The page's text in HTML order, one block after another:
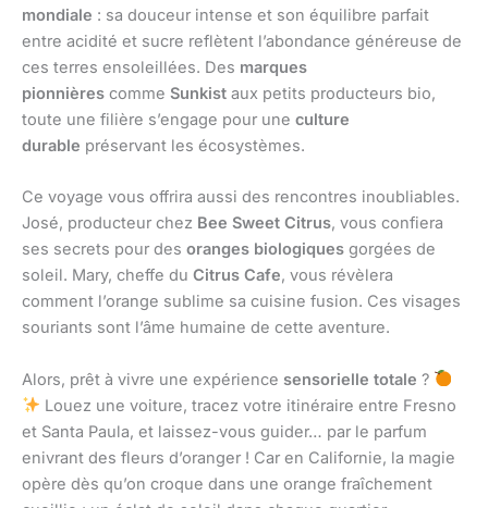
mondiale : sa douceur intense et son équilibre parfait
entre acidité et sucre reflètent l’abondance généreuse de
ces terres ensoleillées. Des marques
pionnières comme Sunkist aux petits producteurs bio,
toute une filière s’engage pour une culture
durable préservant les écosystèmes.
Ce voyage vous offrira aussi des rencontres inoubliables.
José, producteur chez Bee Sweet Citrus, vous confiera
ses secrets pour des oranges biologiques gorgées de
soleil. Mary, cheffe du Citrus Cafe, vous révèlera
comment l’orange sublime sa cuisine fusion. Ces visages
souriants sont l’âme humaine de cette aventure.
Alors, prêt à vivre une expérience sensorielle totale ?
Louez une voiture, tracez votre itinéraire entre Fresno
et Santa Paula, et laissez-vous guider… par le parfum
enivrant des fleurs d’oranger ! Car en Californie, la magie
opère dès qu’on croque dans une orange fraîchement